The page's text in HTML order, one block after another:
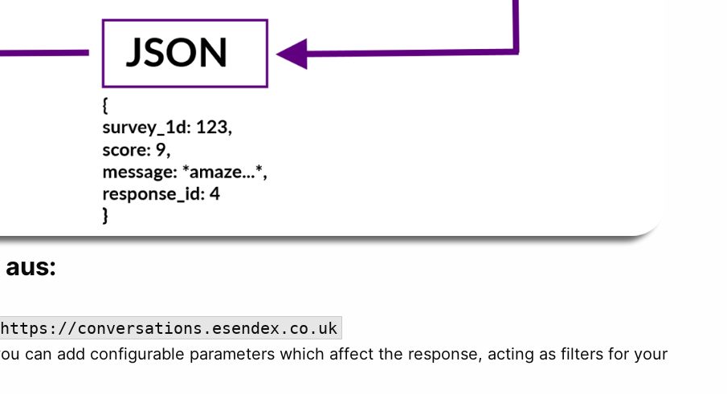
https://conversations.esendex.co.uk
can add configurable parameters which affect the response, acting as filters for your